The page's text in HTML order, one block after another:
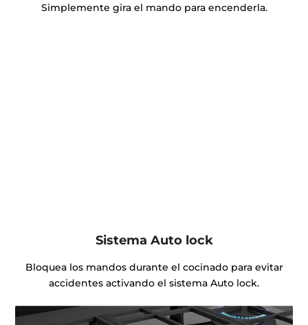
Simplemente gira el mando para encenderla.
Sistema Auto lock
Bloquea los mandos durante el cocinado para evitar
accidentes activando el sistema Auto lock.